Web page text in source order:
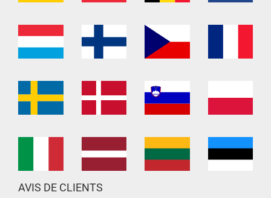
AVIS DE CLIENTS